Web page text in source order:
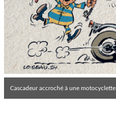
Cascadeur accroché à une motocyclette